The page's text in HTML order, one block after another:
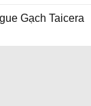
Gạch Taicera